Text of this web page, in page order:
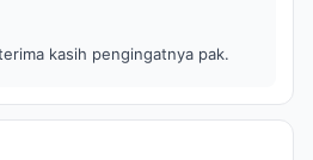
kasih pengingatnya pak.